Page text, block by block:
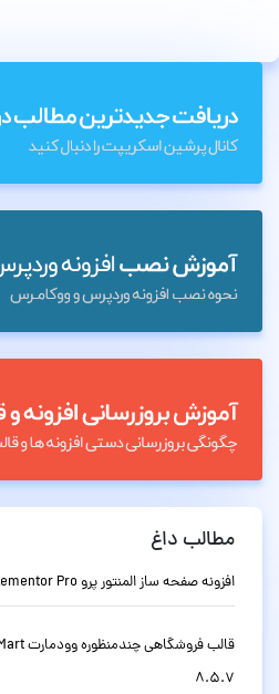
مطالب داغ
افزونه صفحه ساز المنتور پرو Elementor Pro وردپرس نسخه 4.2.1
8.5.7